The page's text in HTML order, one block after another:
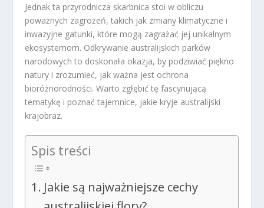
Jednak ta przyrodnicza skarbnica stoi w obliczu
poważnych zagrożeń, takich jak zmiany klimatyczne i
inwazyjne gatunki, które mogą zagrażać jej unikalnym
ekosystemom. Odkrywanie australijskich parków
narodowych to doskonała okazja, by podziwiać piękno
natury i zrozumieć, jak ważna jest ochrona
bioróżnorodności. Warto zgłębić tę fascynującą
tematykę i poznać tajemnice, jakie kryje australijski
krajobraz.
Spis treści
Jakie są najważniejsze cechy